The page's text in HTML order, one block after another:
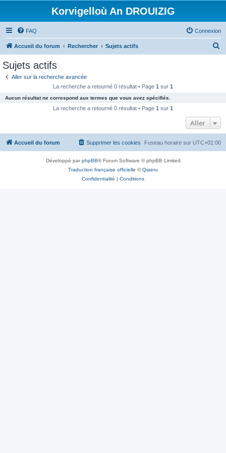
Korvigelloù An DROUIZIG
FAQ Connexion
Accueil du forum Rechercher Sujets actifs
c
e
Sujets actifs
Aller sur la recherche avancée
La recherche a retourné 0 résultat • Page 1 sur 1
Aucun résultat ne correspond aux termes que vous avez spécifiés.
La recherche a retourné 0 résultat • Page 1 sur 1
Aller
Accueil du forum Fuseau horaire sur UTC+01:00
Supprimer les cookies
Développé parphpBB® Forum Software © phpBB Limited
Traduction française officielle ©Qiaeru
Confidentialité | Conditions